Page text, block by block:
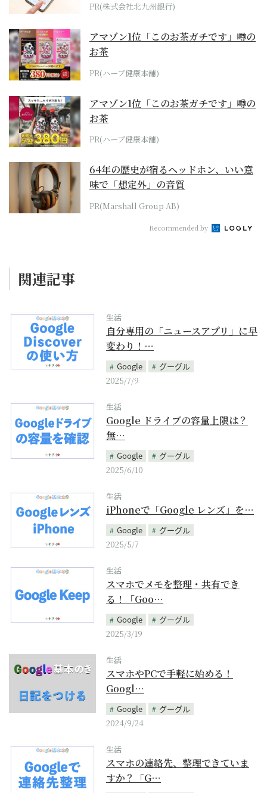
PR(株式会社北九州銀行)
アマゾン1位「このお茶ガチです」噂の
お茶
PR(ハーブ健康本舗)
アマゾン1位「このお茶ガチです」噂の
お茶
PR(ハーブ健康本舗)
64年の歴史が宿るヘッドホン、いい意
味で「想定外」の音質
PR(Marshall Group AB)
Recommended by
関連記事
生活
自分専用の「ニュースアプリ」に早
変わり！…
Google
グーグル
2025/7/9
生活
Google ドライブの容量上限は？
無…
Google
グーグル
2025/6/10
生活
iPhoneで「Google レンズ」を…
Google
グーグル
2025/5/7
生活
スマホでメモを整理・共有でき
る！「Goo…
Google
グーグル
2025/3/19
生活
スマホやPCで手軽に始める！
Googl…
Google
グーグル
2024/9/24
生活
スマホの連絡先、整理できていま
すか？「G…